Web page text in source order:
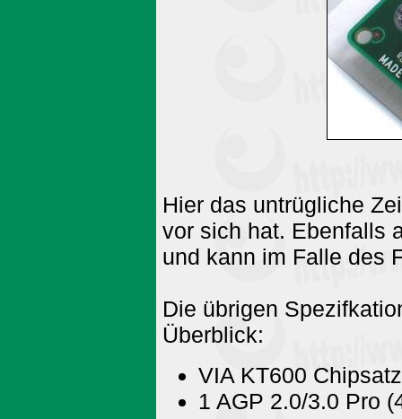
Hier das untrügliche
vor sich hat. Ebenfalls
und kann im Falle des
Die übrigen
Überblick:
VIA KT600 Chipsatz
1 AGP 2.0/3.0 Pro